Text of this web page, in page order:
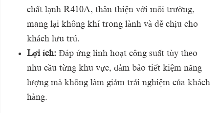
chất lạnh R410A, thân thiện với môi trường,
mang lại không khí trong lành và dễ chịu cho
khách lưu trú.
Lợi ích: Đáp ứng linh hoạt công suất tùy theo
nhu cầu từng khu vực, đảm bảo tiết kiệm năng
lượng mà không làm giảm trải nghiệm của khách
hàng.